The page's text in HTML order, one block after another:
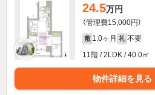
24.5万円
（管理費15,000円）
敷 1.0ヶ月 礼 不要
11階 / 2LDK / 40.0㎡
物件詳細を見る